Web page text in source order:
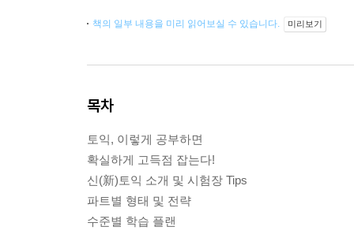
책의 일부 내용을 미리 읽어보실 수 있습니다. 미리보기
목차
토익, 이렇게 공부하면
확실하게 고득점 잡는다!
신(新)토익 소개 및 시험장 Tips
파트별 형태 및 전략
수준별 학습 플랜